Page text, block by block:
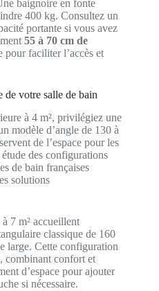
baignoire en fonte
400 kg. Consultez un
portante si vous avez
55 à 70 cm de
pour faciliter l’accès et
de votre salle de bain
à 4 m², privilégiez une
modèle d’angle de 130 à
de l’espace pour les
des configurations
de bain françaises
solutions
à 7 m² accueillent
classique de 160
large. Cette configuration
combinant confort et
d’espace pour ajouter
si nécessaire.